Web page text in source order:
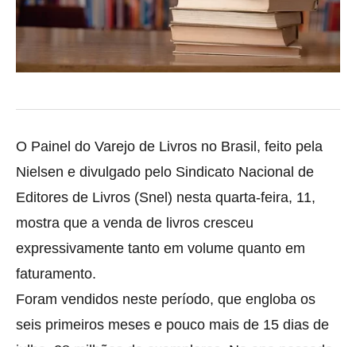
O Painel do Varejo de Livros no Brasil, feito pela
Nielsen e divulgado pelo Sindicato Nacional de
Editores de Livros (Snel) nesta quarta-feira, 11,
mostra que a venda de livros cresceu
expressivamente tanto em volume quanto em
faturamento.
Foram vendidos neste período, que engloba os
seis primeiros meses e pouco mais de 15 dias de